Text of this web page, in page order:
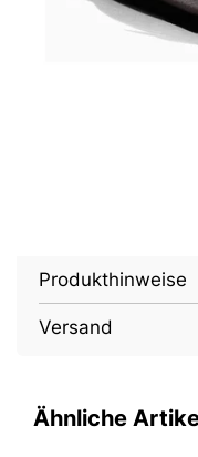
Produkthinweise
Versand
Ähnliche